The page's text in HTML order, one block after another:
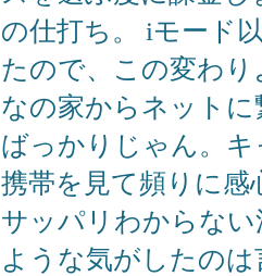
の仕打ち。 iモード
たので、この変わ
なの家からネット
ばっかりじゃん。
携帯を見て頻りに
サッパリわからな
ような気がしたの